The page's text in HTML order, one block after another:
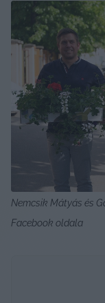
Nemcsik Mátyás és
Facebook oldala